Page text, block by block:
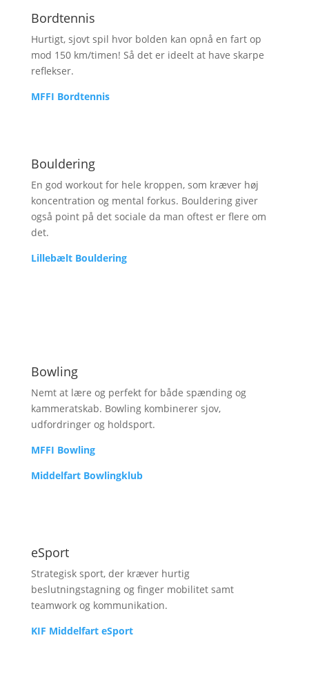
Bordtennis
Hurtigt, sjovt spil hvor bolden kan opnå en fart op
mod 150 km/timen! Så det er ideelt at have skarpe
reflekser.
MFFI Bordtennis
Bouldering
En god workout for hele kroppen, som kræver høj
koncentration og mental forkus. Bouldering giver
også point på det sociale da man oftest er flere om
det.
Lillebælt Bouldering
Bowling
Nemt at lære og perfekt for både spænding og
kammeratskab. Bowling kombinerer sjov,
udfordringer og holdsport.
MFFI Bowling
Middelfart Bowlingklub
eSport
Strategisk sport, der kræver hurtig
beslutningstagning og finger mobilitet samt
teamwork og kommunikation.
KIF Middelfart eSport